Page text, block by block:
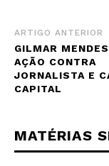
ARTIGO ANTERIOR
GILMAR
AÇÃO CONTRA
JORNALISTA E
CAPITAL
MATÉRIAS